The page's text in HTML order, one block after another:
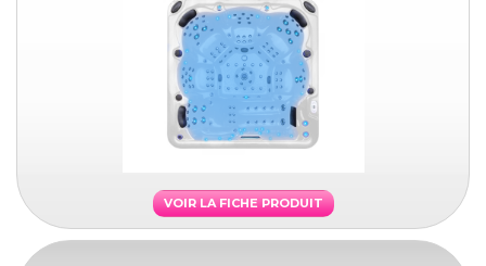
VOIR LA FICHE PRODUIT